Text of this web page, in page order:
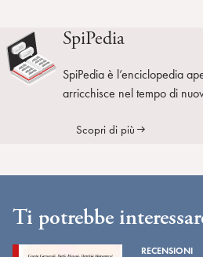
SpiPedia
SpiPedia è l’enciclopedia
arricchisce nel tempo di
Scopri di più
Ti potrebbe
RECENSIONI